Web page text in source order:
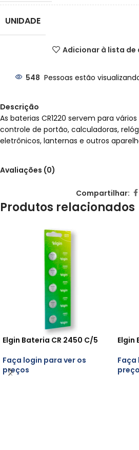
UNIDADE
Adicionar à lista de
548 Pessoas estão
Descrição
As baterias CR1220 servem para
controle de portão, calculadoras,
eletrônicos, lanternas e outros
Avaliações (0)
Compartilhar:
Produtos relacionados
Elgin Bateria CR 2450 C/5
Faça login para ver os
preços
Elgin
Faça